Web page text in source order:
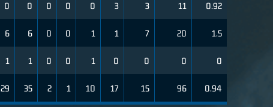
0 0 0 0 0 3 3 11 0.92
6 6 0 0 1 1 7 20 1.5
1 1 0 0 1 0 0 0 0
29 35 2 1 10 17 15 96 0.94